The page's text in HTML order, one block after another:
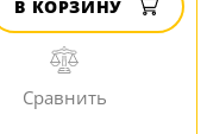
В КОРЗИНУ